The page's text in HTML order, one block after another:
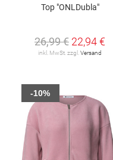
Top "ONLDubla"
26,99 € 22,94 €
inkl. MwSt. zzgl. Versand
-10%